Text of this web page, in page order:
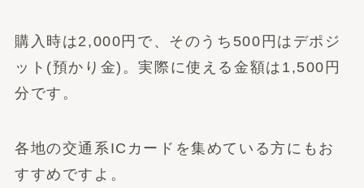
購入時は2,000円で、そのうち500円はデポジ
ット(預かり金)。実際に使える金額は1,500円
分です。
各地の交通系ICカードを集めている方にもお
すすめですよ。